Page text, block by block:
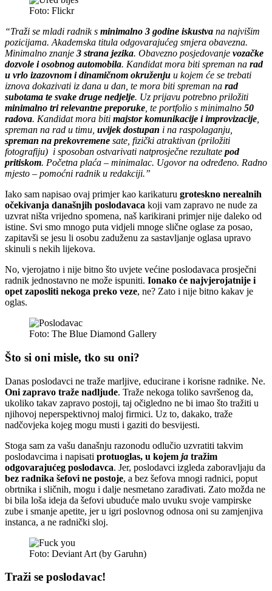
Foto: Flickr
“Traži se mladi radnik s minimalno 3 godine iskustva na najvišim
pozicijama. Akademska titula odgovarajućeg smjera obavezna.
Minimalno znanje 3 strana jezika. Obavezno posjedovanje vozačke
dozvole i osobnog automobila. Kandidat mora biti spreman na rad
u vrlo izazovnom i dinamičnom okruženju u kojem će se trebati
iznova dokazivati iz dana u dan, te mora biti spreman na rad
subotama te svake druge nedjelje. Uz prijavu potrebno priložiti
minimalno tri relevantne preporuke , te portfolio s minimalno 50
radova. Kandidat mora biti majstor komunikacije i improvizacije
spreman na rad u timu, uvijek dostupan i na raspolaganju,
spreman na prekovremene sate, fizički atraktivan (priložiti
fotografiju) i sposoban ostvarivati natprosječne rezultate pod
pritiskom. Početna plaća – minimalac. Ugovor na određeno. Radno
mjesto – pomoćni radnik u redakciji.”
Iako sam napisao ovaj primjer kao karikaturu groteskno nerealnih
očekivanja današnjih poslodavaca koji vam zapravo ne nude za
uzvrat ništa vrijedno spomena, naš karikirani primjer nije daleko od
istine. Svi smo mnogo puta vidjeli mnoge slične oglase za posao,
zapitavši se jesu li osobu zaduženu za sastavljanje oglasa upravo
skinuli s nekih lijekova.
No, vjerojatno i nije bitno što uvjete većine poslodavaca prosječni
radnik jednostavno ne može ispuniti. Ionako će najvjerojatnije i
opet zaposliti nekoga preko veze, ne? Zato i nije bitno kakav je
oglas.
Foto: The Blue Diamond Gallery
Što si oni misle, tko su oni?
Danas poslodavci ne traže marljive, educirane i korisne radnike. Ne.
Oni zapravo traže nadljude. Traže nekoga toliko savršenog da,
ukoliko takav zapravo postoji, taj očigledno ne bi imao što tražiti u
njihovoj neperspektivnoj maloj firmici. Uz to, dakako, traže
nadčovjeka kojeg mogu musti i gaziti do besvijesti.
Stoga sam za vašu današnju razonodu odlučio uzvratiti takvim
poslodavcima i napisati protuoglas, u kojem ja tražim
odgovarajućeg poslodavca. Jer, poslodavci izgleda zaboravljaju da
bez radnika šefovi ne postoje, a bez šefova mnogi radnici, poput
obrtnika i sličnih, mogu i dalje nesmetano zarađivati. Zato možda ne
bi bila loša ideja da šefovi ubuduće malo uvuku svoje vampirske
zube i smanje apetite, jer u igri poslovnog odnosa oni su zamjenjiva
instanca, a ne radnički sloj.
Foto: Deviant Art (by Garuhn)
Traži se poslodavac!